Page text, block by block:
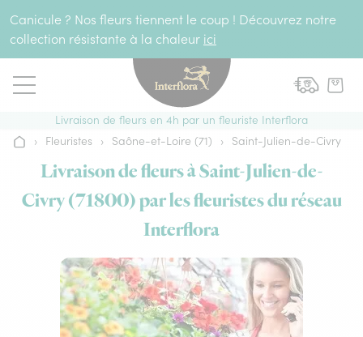
Canicule ? Nos fleurs tiennent le coup ! Découvrez notre
collection résistante à la chaleur ici
Livraison de fleurs en 4h par un fleuriste Interflora
Accueil
› Fleuristes › Saône-et-Loire (71) › Saint-Julien-de-Civry
Livraison de fleurs à Saint-Julien-de-
Civry (71800) par les fleuristes du réseau
Interflora